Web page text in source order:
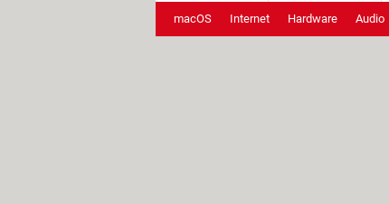
macOS Internet Hardware Audio